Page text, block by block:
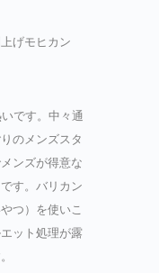
げモヒカン
です。中々通
のメンズスタ
ンズが得意な
す。バリカン
つ）を使いこ
ット処理が露